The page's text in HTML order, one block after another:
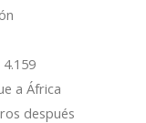
a África
después